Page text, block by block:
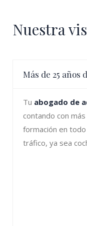
Nuestra
Más de 25 años
Tu abogado de
contando con
formación en
tráfico, ya sea